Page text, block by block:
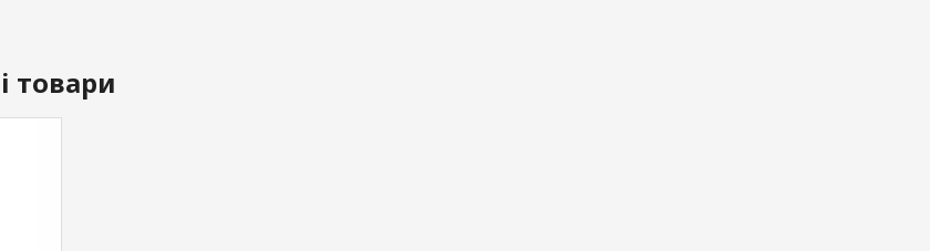
товари